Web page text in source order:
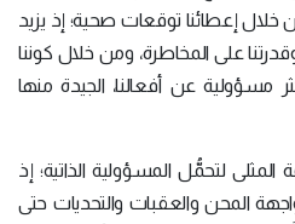
خلال إعطائنا توقعات صحية؛ إذ يزيد
على المخاطرة، ومن خلال كوننا
عن أفعالنا، الجيدة منها
لتحمُّل المسؤولية الذاتية؛ إذ
المحن والعقبات والتحديات حتى